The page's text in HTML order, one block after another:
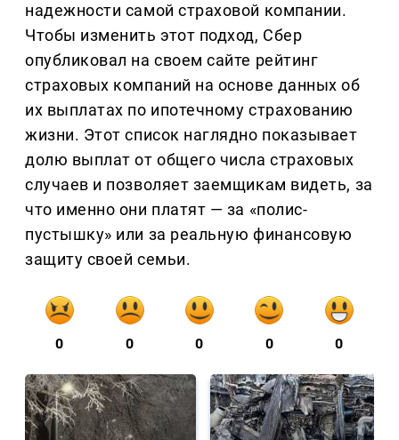
надежности самой страховой компании.
Чтобы изменить этот подход, Сбер
опубликовал на своем сайте рейтинг
страховых компаний на основе данных об
их выплатах по ипотечному страхованию
жизни. Этот список наглядно показывает
долю выплат от общего числа страховых
случаев и позволяет заемщикам видеть, за
что именно они платят — за «полис-
пустышку» или за реальную финансовую
защиту своей семьи.
0 0 0 0 0